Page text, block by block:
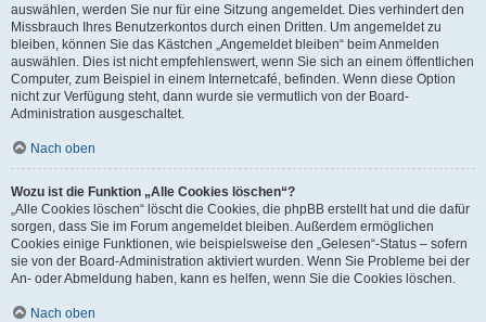
auswählen, werden Sie nur für eine Sitzung angemeldet. Dies verhindert den
Missbrauch Ihres Benutzerkontos durch einen Dritten. Um angemeldet zu
bleiben, können Sie das Kästchen „Angemeldet bleiben“ beim Anmelden
auswählen. Dies ist nicht empfehlenswert, wenn Sie sich an einem öffentlichen
Computer, zum Beispiel in einem Internetcafé, befinden. Wenn diese Option
nicht zur Verfügung steht, dann wurde sie vermutlich von der Board-
Administration ausgeschaltet.
Nach oben
Wozu ist die Funktion „Alle Cookies löschen“?
„Alle Cookies löschen“ löscht die Cookies, die phpBB erstellt hat und die dafür
sorgen, dass Sie im Forum angemeldet bleiben. Außerdem ermöglichen
Cookies einige Funktionen, wie beispielsweise den „Gelesen“-Status – sofern
sie von der Board-Administration aktiviert wurden. Wenn Sie Probleme bei der
An- oder Abmeldung haben, kann es helfen, wenn Sie die Cookies löschen.
Nach oben